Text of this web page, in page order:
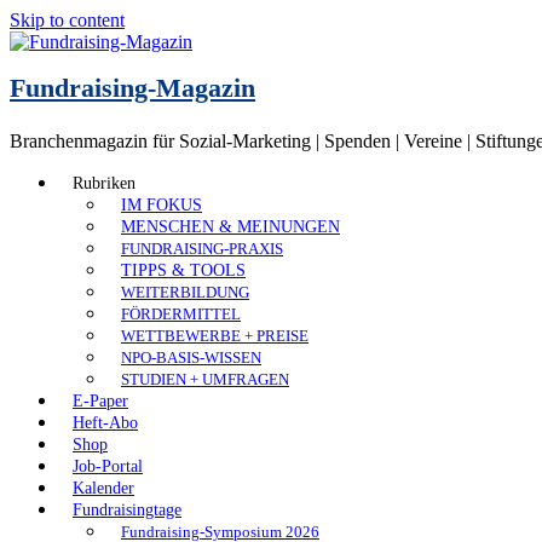
Skip to content
Fundraising-Magazin
Branchenmagazin für Sozial-Marketing | Spenden | Vereine |
Rubriken
IM FOKUS
MENSCHEN & MEINUNGEN
FUNDRAISING-PRAXIS
TIPPS & TOOLS
WEITERBILDUNG
FÖRDERMITTEL
WETTBEWERBE + PREISE
NPO-BASIS-WISSEN
STUDIEN + UMFRAGEN
E-Paper
Heft-Abo
Shop
Job-Portal
Kalender
Fundraisingtage
Fundraising-Symposium 2026